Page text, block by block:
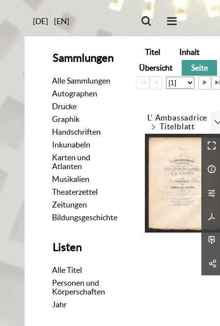
[DE] [EN]
Sammlungen
Alle Sammlungen
Autographen
Drucke
Graphik
Handschriften
Inkunabeln
Karten und
Atlanten
Musikalien
Theaterzettel
Zeitungen
Bildungsgeschichte
Listen
Alle Titel
Personen und
Körperschaften
Jahr
Titel
Inhalt
Übersicht
Seite
L' Ambassadrice
Titelblatt